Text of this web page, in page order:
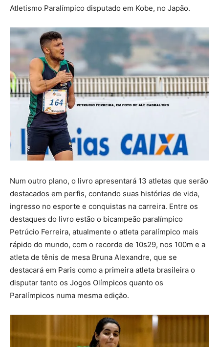
Atletismo Paralímpico disputado em Kobe, no Japão.
Num outro plano, o livro apresentará 13 atletas que serão
destacados em perfis, contando suas histórias de vida,
ingresso no esporte e conquistas na carreira. Entre os
destaques do livro estão o bicampeão paralímpico
Petrúcio Ferreira, atualmente o atleta paralímpico mais
rápido do mundo, com o recorde de 10s29, nos 100m e a
atleta de tênis de mesa Bruna Alexandre, que se
destacará em Paris como a primeira atleta brasileira o
disputar tanto os Jogos Olímpicos quanto os
Paralímpicos numa mesma edição.